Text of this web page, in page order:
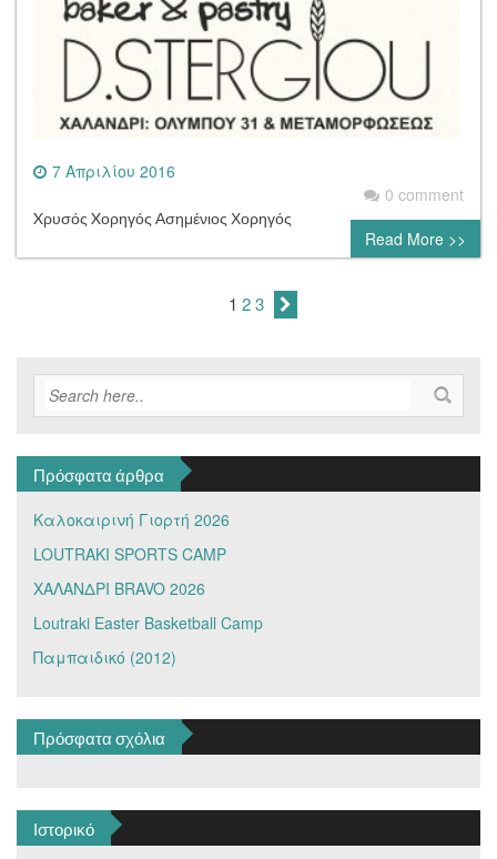
7 Απριλίου 2016
0 comment
Xρυσός Xορηγός Ασημένιος Χορηγός
Read More >>
1 2 3
Πρόσφατα άρθρα
Καλοκαιρινή Γιορτή 2026
LOUTRAKI SPORTS CAMP
ΧΑΛΑΝΔΡΙ BRAVO 2026
Loutraki Easter Basketball Camp
Παμπαιδικό (2012)
Πρόσφατα σχόλια
Ιστορικό